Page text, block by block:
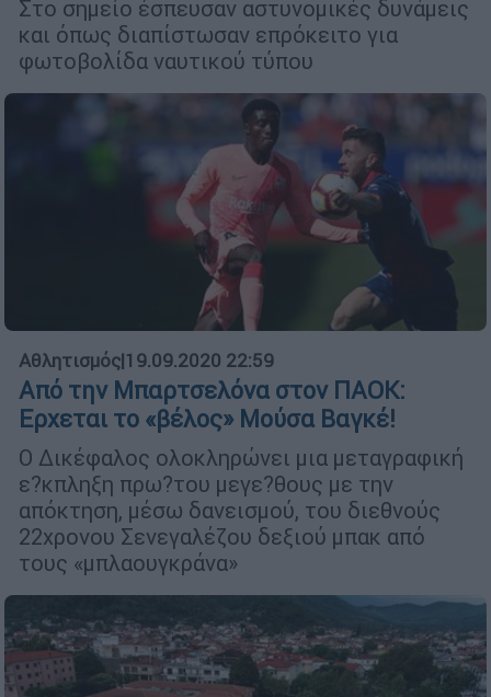
Στο σημείο έσπευσαν αστυνομικές δυνάμεις
και όπως διαπίστωσαν επρόκειτο για
φωτοβολίδα ναυτικού τύπου
Αθλητισμός|19.09.2020 22:59
Από την Μπαρτσελόνα στον ΠΑΟΚ:
Ερχεται το «βέλος» Μούσα Βαγκέ!
Ο Δικέφαλος ολοκληρώνει μια μεταγραφική
ε?κπληξη πρω?του μεγε?θους με την
απόκτηση, μέσω δανεισμού, του διεθνούς
22χρονου Σενεγαλέζου δεξιού μπακ από
τους «μπλαουγκράνα»